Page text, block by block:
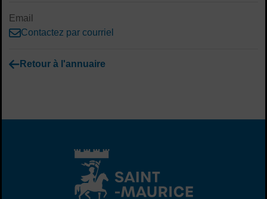
Email
Contactez par courriel
Retour à l'annuaire